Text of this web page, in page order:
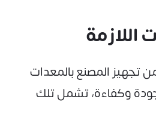
تجهيز المصنع بالمعدات
وكفاءة، تشمل تلك